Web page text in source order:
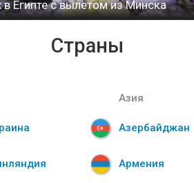
Египте с вылетом из Минска
Страны
Азия
Азербайджан
Армения